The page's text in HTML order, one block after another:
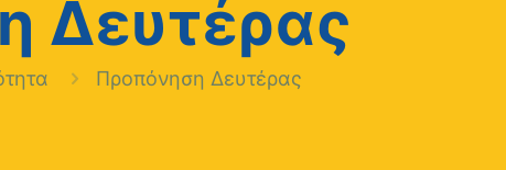
Δευτέρας
Προπόνηση Δευτέρας